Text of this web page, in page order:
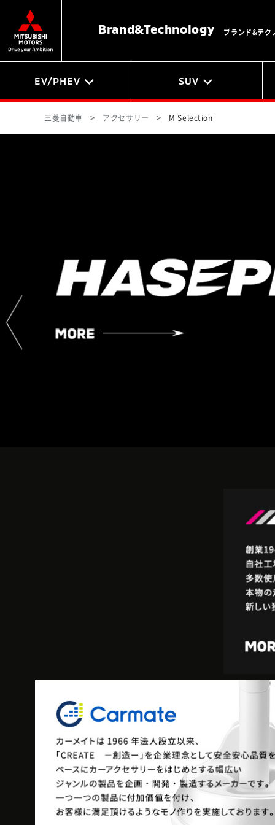
Brand&Technology ブランド&テク
EV/PHEV SUV
三菱自動車 アクセサリー M Selection